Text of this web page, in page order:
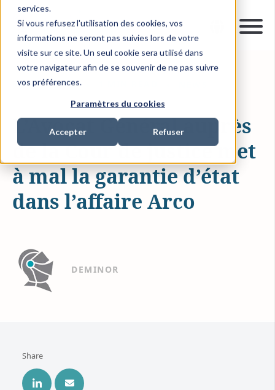
services.
Si vous refusez l'utilisation des cookies, vos
informations ne seront pas suivies lors de votre
visite sur ce site. Un seul cookie sera utilisé dans
votre navigateur afin de se souvenir de ne pas suivre
vos préférences.
Paramètres du cookies
Accepter Refuser
02 JUIN 2016
L’Avocat Général auprès
de la Cour de justice met
à mal la garantie d’état
dans l’affaire Arco
DEMINOR
Share